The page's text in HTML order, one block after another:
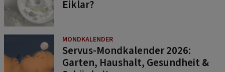
Eiklar?
MONDKALENDER
Servus-Mondkalender 2026:
Garten, Haushalt, Gesundheit &